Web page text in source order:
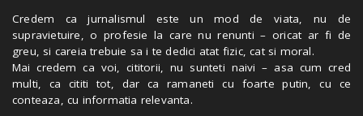
Credem ca jurnalismul este un mod de viata, nu de
supravietuire, o profesie la care nu renunti – oricat ar fi de
greu, si careia trebuie sa i te dedici atat fizic, cat si moral.
Mai credem ca voi, cititorii, nu sunteti naivi – asa cum cred
multi, ca cititi tot, dar ca ramaneti cu foarte putin, cu ce
conteaza, cu informatia relevanta.